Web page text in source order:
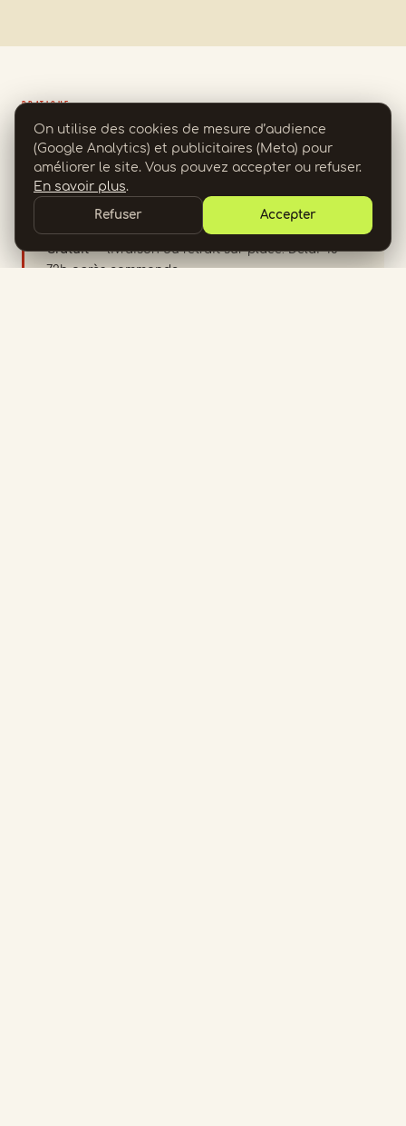
PRATIQUE
Livraison & Retrait
SAINT-DENIS CENTRE
Gratuit— livraison ou retrait sur place. Délai 48–
72h après commande.
On utilise des cookies de mesure d’audience
(Google Analytics) et publicitaires (Meta) pour
améliorer le site. Vous pouvez accepter ou refuser.
En savoir plus.
Refuser Accepter